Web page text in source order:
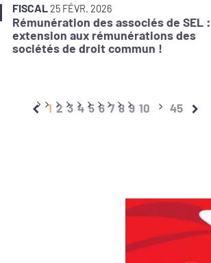
FISCAL25 FÉVR. 2026
Rémunération des associés de SEL :
extension aux rémunérations des
sociétés de droit commun !
1 2 3 4 5 6 7 8 9 10 45